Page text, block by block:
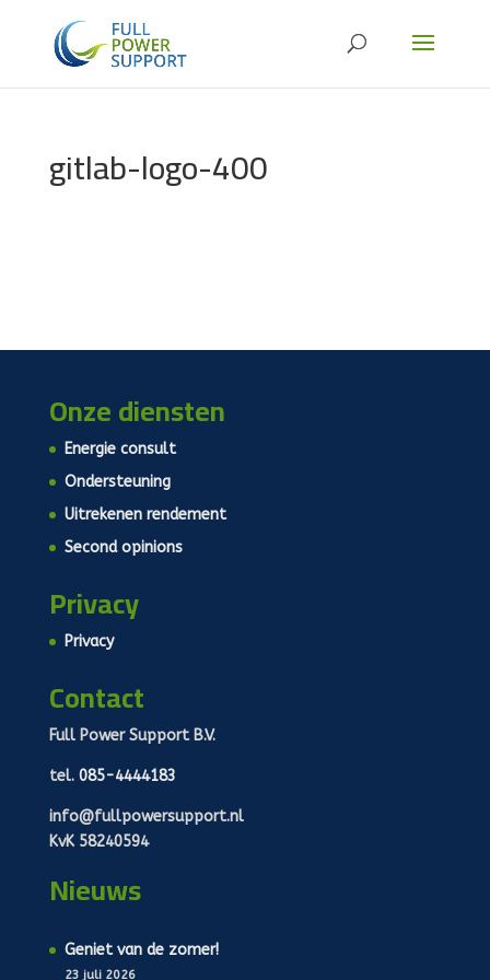
gitlab-logo-400
Onze diensten
Energie consult
Ondersteuning
Uitrekenen rendement
Second opinions
Privacy
Privacy
Contact
Full Power Support B.V.
tel. 085-4444183
info@fullpowersupport.nl
KvK 58240594
Nieuws
Geniet van de zomer!
23 juli 2026